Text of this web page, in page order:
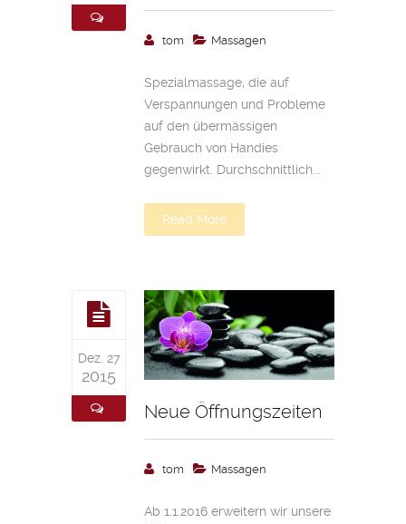
tom Massagen
Spezialmassage, die auf
Verspannungen und Probleme
auf den übermässigen
Gebrauch von Handies
gegenwirkt. Durchschnittlich...
Read More
Dez. 27
2015
Neue Öffnungszeiten
tom Massagen
Ab 1.1.2016 erweitern wir unsere